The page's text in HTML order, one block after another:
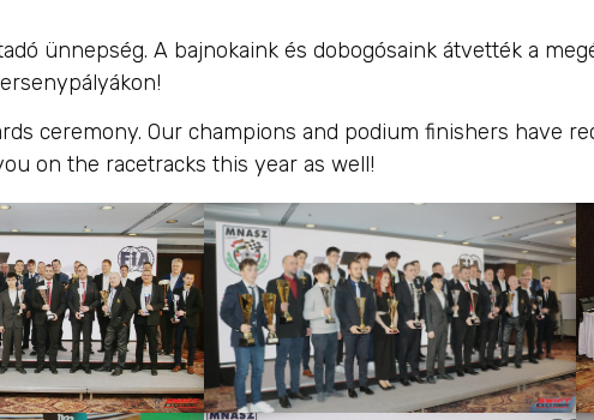
ünnepség. A bajnokaink és dobogósaink átvették a
ceremony. Our champions and podium finishers have
on the racetracks this year as well!